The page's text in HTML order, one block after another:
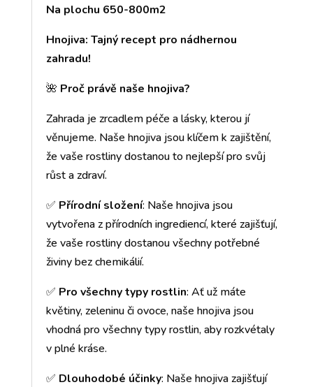
Na plochu 650-800m2
Hnojiva: Tajný recept pro nádhernou
zahradu!
🌺 Proč právě naše hnojiva?
Zahrada je zrcadlem péče a lásky, kterou jí
věnujeme. Naše hnojiva jsou klíčem k zajištění,
že vaše rostliny dostanou to nejlepší pro svůj
růst a zdraví.
✅ Přírodní složení: Naše hnojiva jsou
vytvořena z přírodních ingrediencí, které zajišťují,
že vaše rostliny dostanou všechny potřebné
živiny bez chemikálií.
✅ Pro všechny typy rostlin: Ať už máte
květiny, zeleninu či ovoce, naše hnojiva jsou
vhodná pro všechny typy rostlin, aby rozkvétaly
v plné kráse.
✅ Dlouhodobé účinky: Naše hnojiva zajišťují